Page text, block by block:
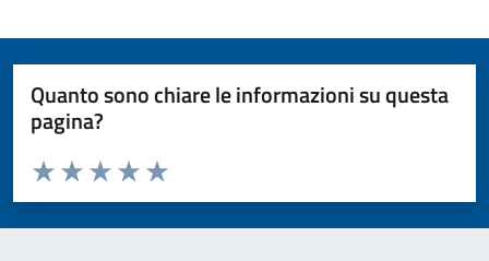
Quanto sono chiare le informazioni su questa
pagina?
Valuta da 1 a 5 stelle la pagina
Valuta 5 stelle su 5
Valuta 4 stelle su 5
Valuta 3 stelle su 5
Valuta 2 stelle su 5
Valuta 1 stelle su 5